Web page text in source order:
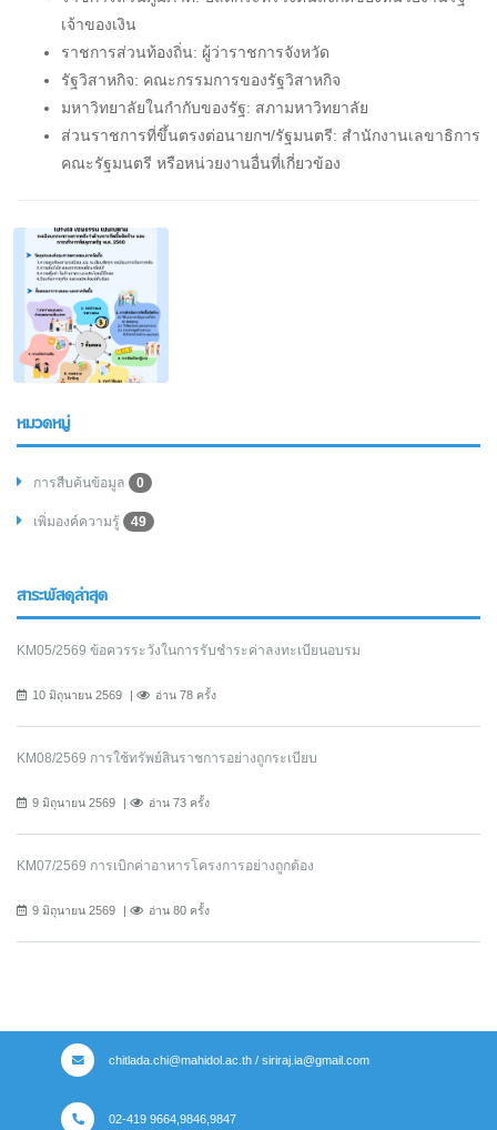
เจ้าของเงิน
ราชการส่วนท้องถิ่น: ผู้ว่าราชการจังหวัด
รัฐวิสาหกิจ: คณะกรรมการของรัฐวิสาหกิจ
มหาวิทยาลัยในกำกับของรัฐ: สภามหาวิทยาลัย
ส่วนราชการที่ขึ้นตรงต่อนายกฯ/รัฐมนตรี: สำนักงานเลขาธิการ
คณะรัฐมนตรี หรือหน่วยงานอื่นที่เกี่ยวข้อง
หมวดหมู่
การสืบค้นข้อมูล 0
เพิ่มองค์ความรู้ 49
สาระพัสดุล่าสุด
KM05/2569 ข้อควรระวังในการรับชำระค่าลงทะเบียนอบรม
10 มิถุนายน 2569 อ่าน 78 ครั้ง
KM08/2569 การใช้ทรัพย์สินราชการอย่างถูกระเบียบ
9 มิถุนายน 2569 อ่าน 73 ครั้ง
KM07/2569 การเบิกค่าอาหารโครงการอย่างถูกต้อง
9 มิถุนายน 2569 อ่าน 80 ครั้ง
chitlada.chi@mahidol.ac.th / siriraj.ia@gmail.com
02-419 9664,9846,9847